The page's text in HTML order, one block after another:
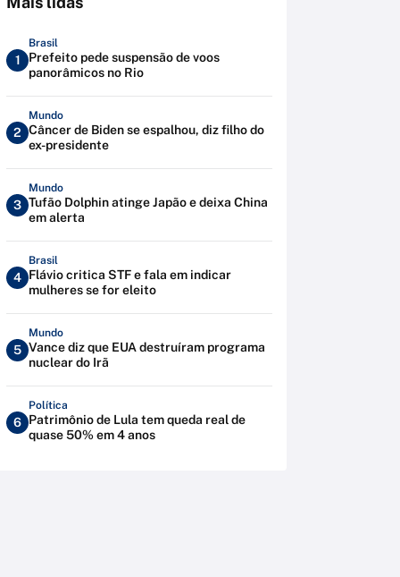
1
Brasil
Prefeito pede suspensão de voos
panorâmicos no Rio
2
Mundo
Câncer de Biden se espalhou, diz filho do
ex-presidente
3
Mundo
Tufão Dolphin atinge Japão e deixa China
em alerta
4
Brasil
Flávio critica STF e fala em indicar
mulheres se for eleito
5
Mundo
Vance diz que EUA destruíram programa
nuclear do Irã
6
Política
Patrimônio de Lula tem queda real de
quase 50% em 4 anos